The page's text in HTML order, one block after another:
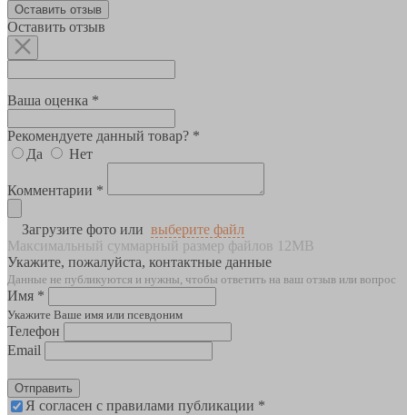
Оставить отзыв
Оставить отзыв
Ваша оценка *
Рекомендуете данный товар? *
Да
Нет
Комментарии *
Загрузите фото или выберите файл
Максимальный суммарный размер файлов 12MB
Укажите, пожалуйста, контактные данные
Данные не публикуются и нужны, чтобы ответить на ваш отзыв или вопрос
Имя *
Укажите Ваше имя или псевдоним
Телефон
Email
Отправить
Я согласен с правилами публикации *